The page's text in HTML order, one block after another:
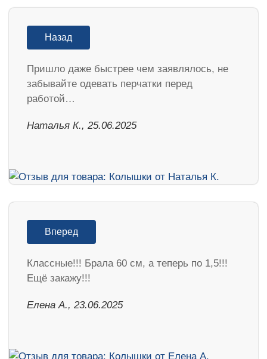
Назад
Пришло даже быстрее чем заявлялось, не
забывайте одевать перчатки перед
работой…
Наталья К., 25.06.2025
Вперед
Классные!!! Брала 60 см, а теперь по 1,5!!!
Ещё закажу!!!
Елена А., 23.06.2025